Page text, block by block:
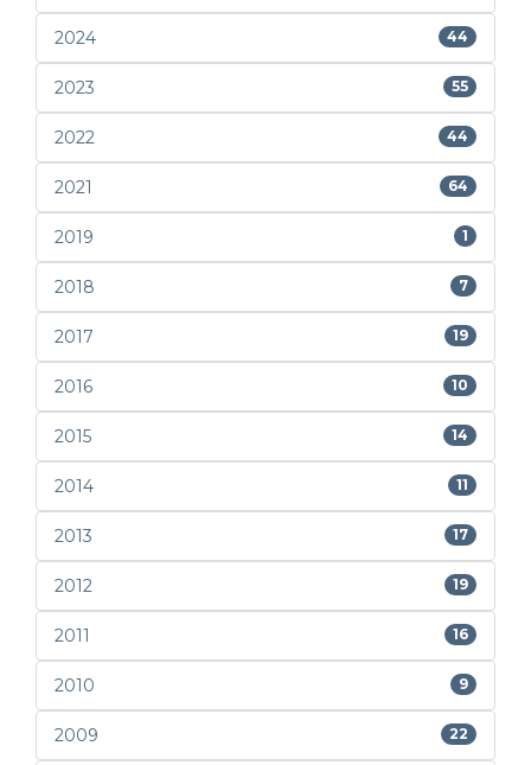
2024 44
2023 55
2022 44
2021 64
2019 1
2018 7
2017 19
2016 10
2015 14
2014 11
2013 17
2012 19
2011 16
2010 9
2009 22